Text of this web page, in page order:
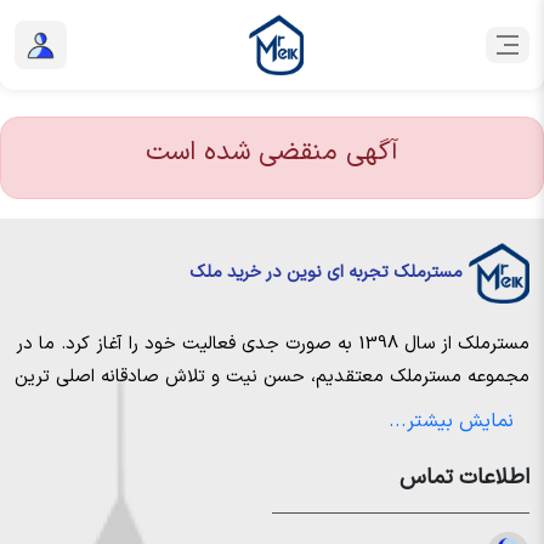
آگهی منقضی شده است
مسترملک تجربه ای نوین در خرید ملک
مسترملک
از سال 1398 به صورت جدی فعالیت خود را آغاز کرد. ما در
مجموعه مسترملک معتقدیم، حسن نیت و تلاش صادقانه اصلی ترین
عامل پیروزی و موفقیت در حوزه املاک بوده و از این رو تمام مساعی
مشتریانمان به ارمغان بیاوریم. مسترملک صرفاً در شهر های مرکزی
مازندران خرید و فروش ملک انجام می‌دهد. برای
خرید ملک در شمال
نمایش بیشتر...
اطلاعات تماس